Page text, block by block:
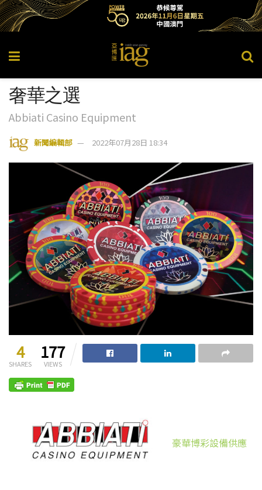
奢華之選
Abbiati Casino Equipment
新聞編輯部 2022年07月28日 18:34
4
SHARES
177
VIEWS
豪華博彩設備供應